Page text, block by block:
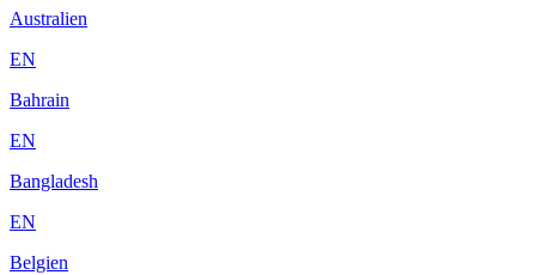
Australien
EN
Bahrain
EN
Bangladesh
EN
Belgien